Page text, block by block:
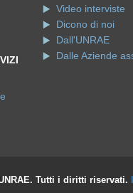
Video interviste
Dicono di noi
Dall'UNRAE
Dalle Aziende
Tutti i diritti riservati.